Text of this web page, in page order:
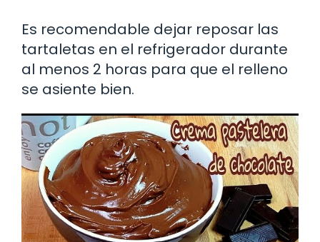
Es recomendable dejar reposar las
tartaletas en el refrigerador durante
al menos 2 horas para que el relleno
se asiente bien.